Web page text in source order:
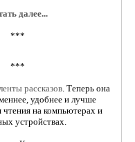
далее...
***
***
рассказов. Теперь она
удобнее и лучше
чтения на компьютерах и
устройствах.